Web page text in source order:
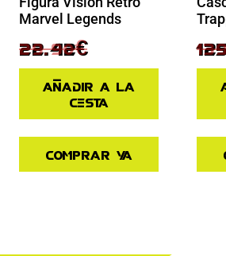
Marvel Legends
29.90€
22.42€
Añadir a la
cesta
Comprar ya